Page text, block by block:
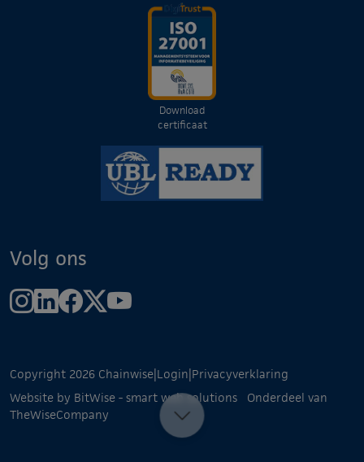
Download
certificaat
Volg ons
Copyright 2026 Chainwise|Login|Privacyverklaring
Website by BitWise - smart web solutions
Onderdeel van
TheWiseCompany